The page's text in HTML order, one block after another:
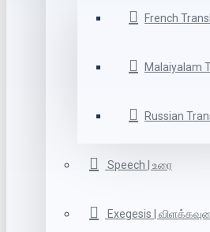
French
Malaiyalam
Russian
Speech | உரை
Exegesis |